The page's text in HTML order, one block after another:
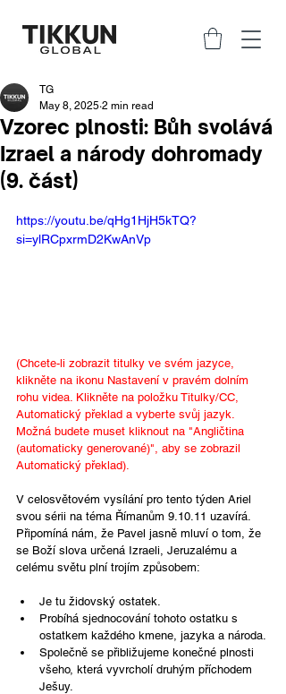
Vzorec plnosti: Bůh svolává
Izrael a národy dohromady
(9. část)
TG
May 8, 2025 2 min read
https://youtu.be/qHg1HjH5kTQ?
si=ylRCpxrmD2KwAnVp
(Chcete-li zobrazit titulky ve svém jazyce,
klikněte na ikonu Nastavení v pravém dolním
rohu videa. Klikněte na položku Titulky/CC,
Automatický překlad a vyberte svůj jazyk.
Možná budete muset kliknout na "Angličtina
(automaticky generované)", aby se zobrazil
Automatický překlad).
V celosvětovém vysílání pro tento týden Ariel
svou sérii na téma Římanům 9.10.11 uzavírá.
Připomíná nám, že Pavel jasně mluví o tom, že
se Boží slova určená Izraeli, Jeruzalému a
celému světu plní trojím způsobem:
Je tu židovský ostatek.
Probíhá sjednocování tohoto ostatku s
ostatkem každého kmene, jazyka a národa.
Společně se přibližujeme konečné plnosti
všeho, která vyvrcholí druhým příchodem
Ješuy.